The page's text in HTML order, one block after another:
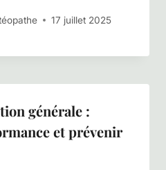
17 juillet 2025
générale :
et prévenir